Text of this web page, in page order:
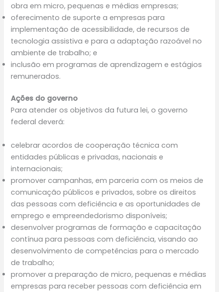
obra em micro, pequenas e médias empresas;
oferecimento de suporte a empresas para
implementação de acessibilidade, de recursos de
tecnologia assistiva e para a adaptação razoável no
ambiente de trabalho; e
inclusão em programas de aprendizagem e estágios
remunerados.
Ações do governo
Para atender os objetivos da futura lei, o governo
federal deverá:
celebrar acordos de cooperação técnica com
entidades públicas e privadas, nacionais e
internacionais;
promover campanhas, em parceria com os meios de
comunicação públicos e privados, sobre os direitos
das pessoas com deficiência e as oportunidades de
emprego e empreendedorismo disponíveis;
desenvolver programas de formação e capacitação
contínua para pessoas com deficiência, visando ao
desenvolvimento de competências para o mercado
de trabalho;
promover a preparação de micro, pequenas e médias
empresas para receber pessoas com deficiência em